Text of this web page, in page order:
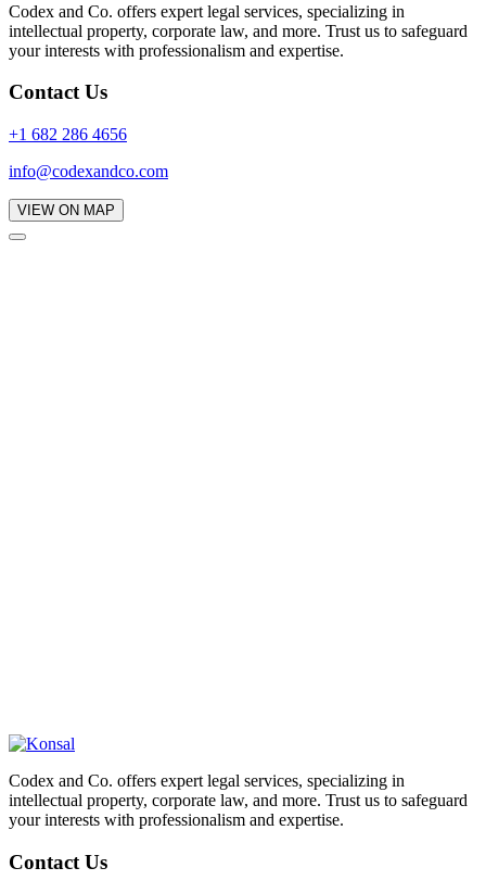
Codex and Co. offers expert legal services, specializing in
intellectual property, corporate law, and more. Trust us to safeguard
your interests with professionalism and expertise.
Contact Us
+1 682 286 4656
info@codexandco.com
VIEW ON MAP
Codex and Co. offers expert legal services, specializing in
intellectual property, corporate law, and more. Trust us to safeguard
your interests with professionalism and expertise.
Contact Us